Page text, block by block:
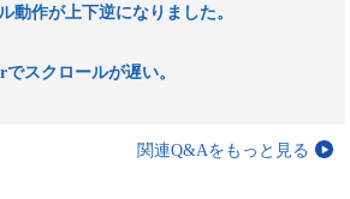
動作が上下逆になりました。
スクロールが遅い。
関連Q&Aをもっと見る